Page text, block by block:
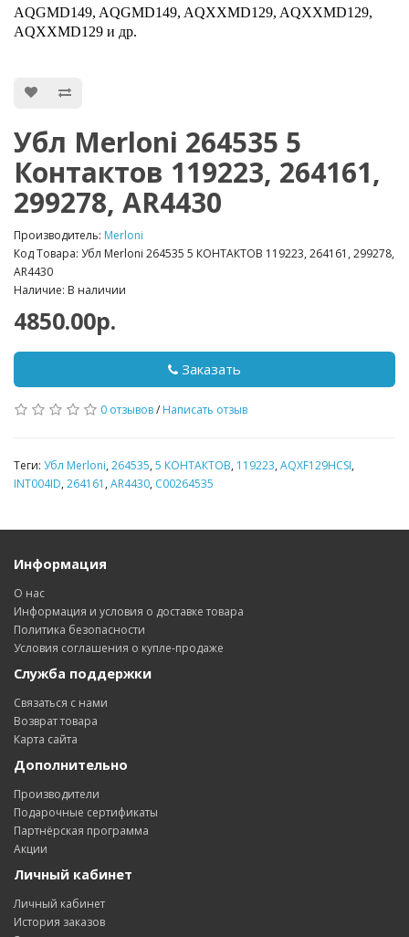
AQGMD149, AQGMD149, AQXXMD129, AQXXMD129,
AQXXMD129 и др.
Убл Merloni 264535 5
Контактов 119223, 264161,
299278, AR4430
Производитель: Merloni
Код Товара: Убл Merloni 264535 5 КОНТАКТОВ 119223, 264161, 299278,
AR4430
Наличие: В наличии
4850.00р.
Заказать
0 отзывов/ Написать отзыв
Теги: Убл Merloni, 264535, 5 КОНТАКТОВ, 119223, AQXF129HCSI,
INT004ID, 264161 , AR4430, C00264535
Информация
О нас
Информация и условия о доставке товара
Политика безопасности
Условия соглашения о купле-продаже
Служба поддержки
Связаться с нами
Возврат товара
Карта сайта
Дополнительно
Производители
Подарочные сертификаты
Партнёрская программа
Акции
Личный кабинет
Личный кабинет
История заказов